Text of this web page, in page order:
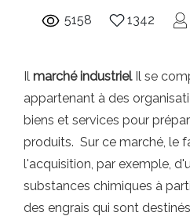
5158 1342
Il marché industrielIl se
appartenant à des
biens et services pour
produits. Sur ce marché, le
l'acquisition, par exemple,
substances chimiques à
des engrais qui sont